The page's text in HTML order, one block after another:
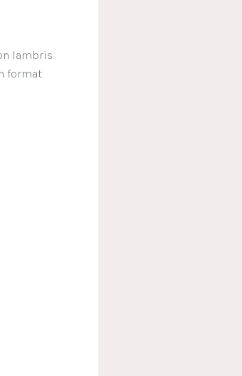
lambris.
format